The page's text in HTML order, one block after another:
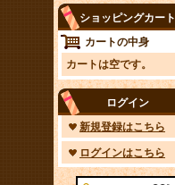
ショッピングカート
カートの中身
カートは空です。
ログイン
新規登録はこちら
ログインはこちら